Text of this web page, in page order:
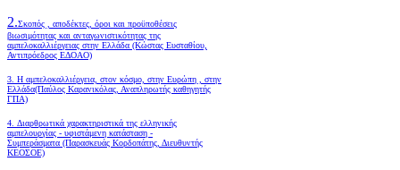
2.Σκοπός , αποδέκτες, όροι και προϋποθέσεις
βιωσιμότητας και ανταγωνιστικότητας της
αμπελοκαλλιέργειας στην Ελλάδα (Κώστας Ευσταθίου,
Αντιπρόεδρος ΕΔΟΑΟ)
3. Η αμπελοκαλλιέργεια, στον κόσμο, στην Ευρώπη , στην
Ελλάδα(Παύλος Καρανικόλας, Αναπληρωτής καθηγητής
ΓΠΑ)
4. Διαρθρωτικά χαρακτηριστικά της ελληνικής
αμπελουργίας - υφιστάμενη κατάσταση -
Συμπεράσματα (Παρασκευάς Κορδοπάτης, Διευθυντής
ΚΕΟΣΟΕ)